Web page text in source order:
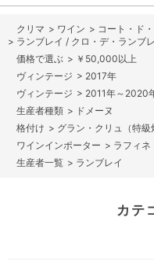
> ワイン > コート・ド
> ランブレイ / クロ・デ・ランブ
> ￥50,000以上
> 2017年
> 2011年～2020
> ドメーヌ
> グラン・クリュ（特級
> ラフィネ
> ランブレイ
カテ